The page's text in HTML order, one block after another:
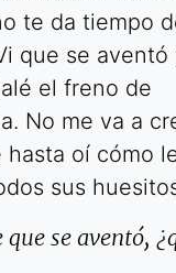
te da tiempo
que se aventó
el freno de
No me va a
hasta oí cómo
sus
que se aventó,